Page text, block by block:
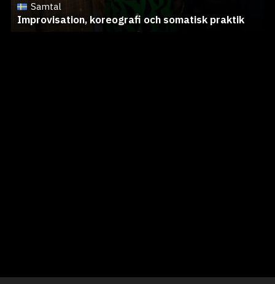
Samtal
Improvisation, koreografi och somatisk praktik